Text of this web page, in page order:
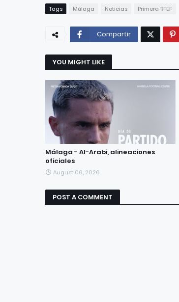
Tags Málaga Noticias Primera RFEF
Compartir
YOU MIGHT LIKE
Málaga - Al-Arabi, alineaciones
oficiales
August 06, 2026
POST A COMMENT